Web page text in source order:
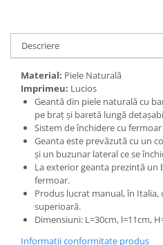
Descriere
Material: Piele Naturală
Imprimeu: Lucios
Geantă din piele naturală cu
pe braț și baretă lungă
Sistem de închidere cu
Geanta este prevăzută cu un
și un buzunar lateral ce se
La exterior geanta prezintă un
fermoar.
Produs lucrat manual, în
superioară.
Dimensiuni: L=30cm, l=11cm,
Informatii conformitate produs